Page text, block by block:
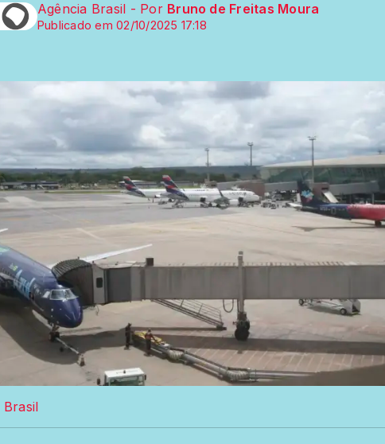
Agência Brasil - Por Bruno de Freitas Moura
Publicado em 02/10/2025 17:18